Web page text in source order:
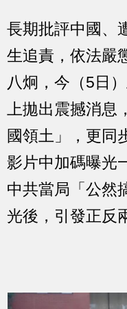
長期批評中國、
生追責，依法嚴
八炯，今（5日
上拋出震撼消
國領土」，更同
影片中加碼曝光
中共當局「公然
光後，引發正反